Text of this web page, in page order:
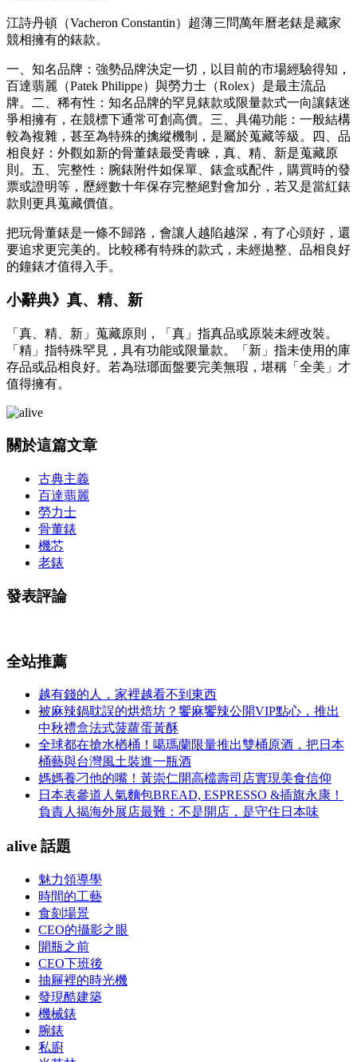
江詩丹頓（Vacheron Constantin）超薄三問萬年曆老錶是藏家
競相擁有的錶款。
一、知名品牌：強勢品牌決定一切，以目前的市場經驗得知，
百達翡麗（Patek Philippe）與勞力士（Rolex）是最主流品
牌。二、稀有性：知名品牌的罕見錶款或限量款式一向讓錶迷
爭相擁有，在競標下通常可創高價。三、具備功能：一般結構
較為複雜，甚至為特殊的擒縱機制，是屬於蒐藏等級。四、品
相良好：外觀如新的骨董錶最受青睞，真、精、新是蒐藏原
則。五、完整性：腕錶附件如保單、錶盒或配件，購買時的發
票或證明等，歷經數十年保存完整絕對會加分，若又是當紅錶
款則更具蒐藏價值。
把玩骨董錶是一條不歸路，會讓人越陷越深，有了心頭好，還
要追求更完美的。比較稀有特殊的款式，未經拋整、品相良好
的鐘錶才值得入手。
小辭典》真、精、新
「真、精、新」蒐藏原則，「真」指真品或原裝未經改裝。
「精」指特殊罕見，具有功能或限量款。「新」指未使用的庫
存品或品相良好。若為琺瑯面盤要完美無瑕，堪稱「全美」才
值得擁有。
關於這篇文章
古典主義
百達翡麗
勞力士
骨董錶
機芯
老錶
發表評論
全站推薦
越有錢的人，家裡越看不到東西
被麻辣鍋耽誤的烘焙坊？饗麻饗辣公開VIP點心，推出
中秋禮盒法式菠蘿蛋黃酥
全球都在搶水楢桶！噶瑪蘭限量推出雙桶原酒，把日本
桶藝與台灣風土裝進一瓶酒
媽媽養刁他的嘴！黃崇仁開高檔壽司店實現美食信仰
日本表參道人氣麵包BREAD, ESPRESSO &插旗永康！
負責人揭海外展店最難：不是開店，是守住日本味
alive 話題
魅力領導學
時間的工藝
食刻場景
CEO的攝影之眼
開瓶之前
CEO下班後
抽屜裡的時光機
發現酷建築
機械錶
腕錶
私廚